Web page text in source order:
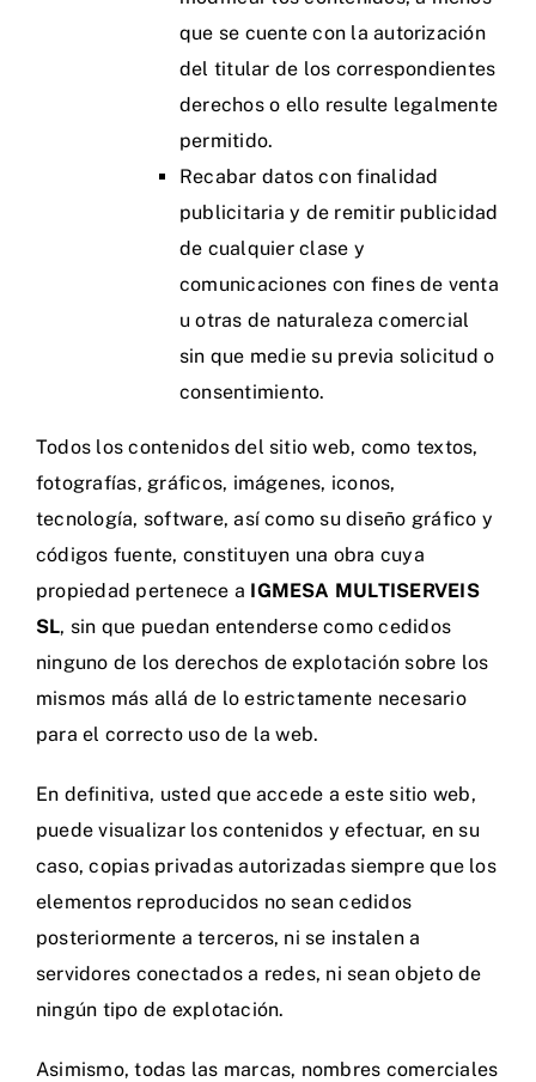
que se cuente con la autorización
del titular de los correspondientes
derechos o ello resulte legalmente
permitido.
Recabar datos con finalidad
publicitaria y de remitir publicidad
de cualquier clase y
comunicaciones con fines de venta
u otras de naturaleza comercial
sin que medie su previa solicitud o
consentimiento.
Todos los contenidos del sitio web, como textos,
fotografías, gráficos, imágenes, iconos,
tecnología, software, así como su diseño gráfico y
códigos fuente, constituyen una obra cuya
propiedad pertenece a IGMESA MULTISERVEIS
SL, sin que puedan entenderse como cedidos
ninguno de los derechos de explotación sobre los
mismos más allá de lo estrictamente necesario
para el correcto uso de la web.
En definitiva, usted que accede a este sitio web,
puede visualizar los contenidos y efectuar, en su
caso, copias privadas autorizadas siempre que los
elementos reproducidos no sean cedidos
posteriormente a terceros, ni se instalen a
servidores conectados a redes, ni sean objeto de
ningún tipo de explotación.
Asimismo, todas las marcas, nombres comerciales